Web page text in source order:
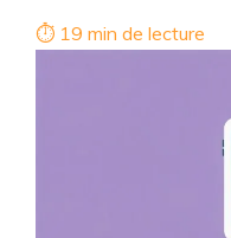
⏱ 19 min de lecture